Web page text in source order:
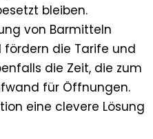
bleiben.
von Barmitteln
fördern die Tarife und
die Zeit, die zum
für Öffnungen.
eine clevere Lösung